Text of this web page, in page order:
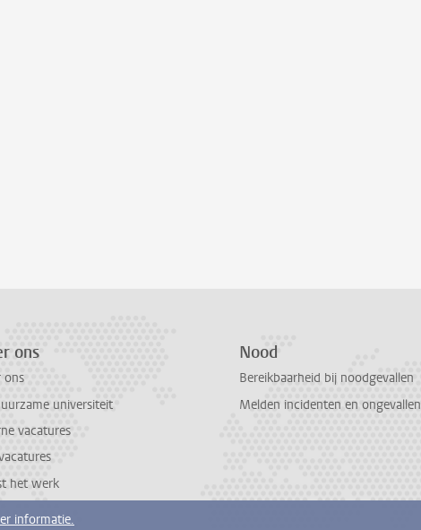
ons
ons
universiteit
vacatures
het werk
Nood
Bereikbaarheid bij noodgevallen
Melden incidenten en ongevallen
informatie.